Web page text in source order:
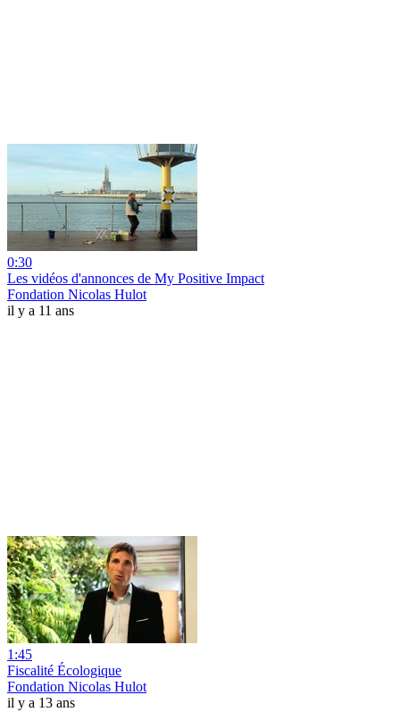
0:30
Les vidéos d'annonces de My Positive Impact
Fondation Nicolas Hulot
il y a 11 ans
1:45
Fiscalité Écologique
Fondation Nicolas Hulot
il y a 13 ans